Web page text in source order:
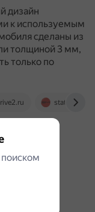
дизайн
к используемым
сделаны из
толщиной 3 мм,
только по